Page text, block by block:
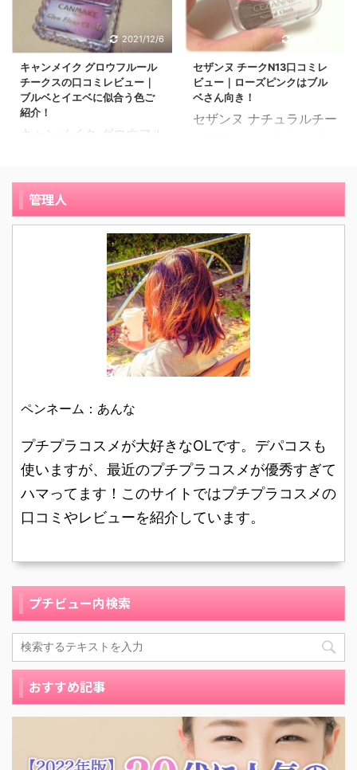
RD303を発見して、見た
目がすごく可愛かった
し、色も自然な色で気に
入ったから購入しまし
た。 丸い缶に入ってい
て、パフも ...
おすすめという記事が多
くあり、その中でも多く
の記事でおすすめされて
いたこの商品が気になり
始めました。 多 ...
ある色です。 チークって
言うとピンクやオレンジ
が定番ですが、このパウ
ダーチークスPW38はプ
ラムピンクで深みのある
色味で定番カラーから挑
戦して見たい人にはキャ
よ。 このパウダーチーク
スPW38を、実際に使っ
てみた発色などの口コミ
レビューを写真付きでご
紹介します！ キャンメイ
ク パウダーチークス
PW38は発色と色もちの
良さはピカイチ！ 27歳
の会社員です ...
フェルムブライトニング
チーク07ピンクパールの
口コミレビューを紹介し
ます。 33歳の契約社員
です。肌質は混合肌で
す。 普段はチークを使わ
ず過ごしていましたが、
わふわした感じの可愛ら
ていました。 どんな色を
選べばいいんだろう？メ
ーカーは何がいいんだろ
う？となかなか思うよう
に見つからず、諦めて普
段使いの落ち着いたチー
クで出席しようと思 ...
2021/12/6
キャンメイク グロウフルール
チークスの口コミレビュー｜
ブルベとイエベに似合う色ご
紹介！
キャンメイク グロウフル
パウダーなのに粉っぽく
見えずにクリームチーク
のような透明感と肌への
密着が特徴でツヤ感のあ
るメイクが出来上がりま
す。 今日はキャンメイ
ク グロウフルールチー
クスの、02・08・09の
3色のリアルな口コミを
写真付きでご紹介しま
す！ グロウフルールチー
クス09バーガンディーフ
ルールは大人っぽいカラ
ー！ 38歳の会社員で
す。肌質は混合肌です。
キャンメイクのグロウフ
ルールチークスは、以前
から常に口コミサイトや
2022/7/18
セザンヌ チークN13口コミレ
ビュー｜ローズピンクはブル
ベさん向き！
セザンヌ ナチュラルチー
に色付く頬が顔色を、キ
レイに見せてくれる色味
です。 ピンクチークは1
つは持っていたい、そん
な時にオススメできるカ
ラーでもあります。 ナチ
ュラルチークN13ローズ
ピンクの口コミレビュー
を写真付きでご紹介しま
21歳のフリーターです。
肌質はオイリー肌です。
普段使いはデパコスで購
入した約3000円ほどの
チークでした。しかし通
管理人
ペンネーム：あんな
プチプラコスメが大好きなOLです。デパコスも
使いますが、最近のプチプラコスメが優秀すぎて
ハマってます！このサイトではプチプラコスメの
口コミやレビューを紹介しています。
プチビュー内検索
おすすめ記事